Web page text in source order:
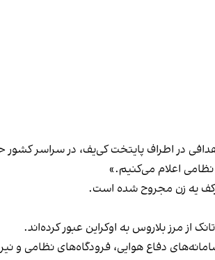
در اطراف پایتخت کی‌یف، در سراسر
اعلام می‌کنیم.»
یه زن مجروح شده است.
از مرز بلاروس به اوکراین عبور کرده‌اند.
دفاع هوایی، فرودگاه‌های نظامی و